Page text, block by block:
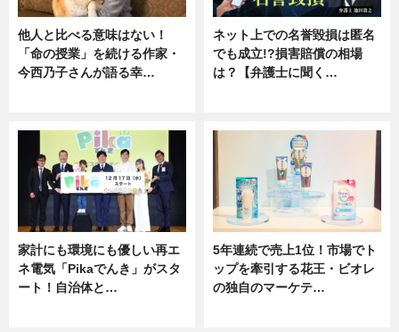
他人と比べる意味はない！
「命の授業」を続ける作家・
今西乃子さんが語る幸…
ネット上での名誉毀損は匿名
でも成立!?損害賠償の相場
は？【弁護士に聞く…
家計にも環境にも優しい再エ
ネ電気「Pikaでんき」がスタ
ート！自治体と…
5年連続で売上1位！市場でト
ップを牽引する花王・ビオレ
の独自のマーケテ…